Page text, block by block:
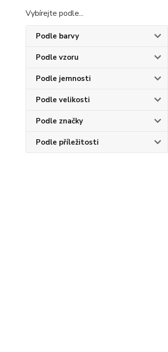
Vybírejte podle...
Podle barvy
Podle vzoru
Podle jemnosti
Podle velikosti
Podle značky
Podle příležitosti